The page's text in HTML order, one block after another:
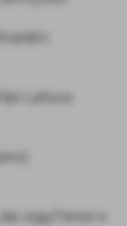
Lattuca
sigg.Ferrari e